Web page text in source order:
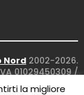
Nord 2002-2026.
01029450309/
Five Studio
la migliore